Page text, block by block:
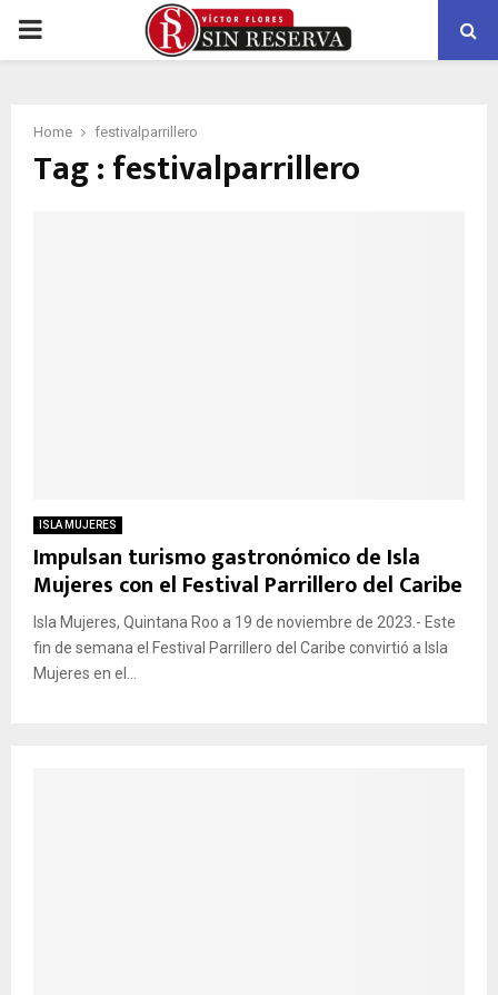
PRIMARY
Home festivalparrillero
Tag : festivalparrillero
ISLA MUJERES
Impulsan turismo gastronómico de Isla
Mujeres con el Festival Parrillero del Caribe
Isla Mujeres, Quintana Roo a 19 de noviembre de 2023.- Este
fin de semana el Festival Parrillero del Caribe convirtió a Isla
Mujeres en el...